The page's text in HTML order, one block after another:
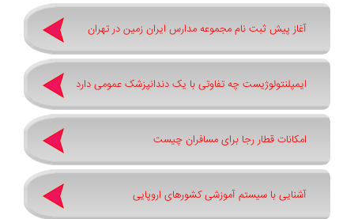
آغاز پیش ثبت‌ نام مجموعه مدارس ایران زمین در تهران
ایمپلنتولوژیست چه تفاوتی با یک دندانپزشک عمومی دارد
امکانات قطار رجا برای مسافران چیست
آشنایی با سیستم آموزشی کشورهای اروپایی